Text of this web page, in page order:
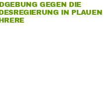
GEGEN DIE
IN PLAUEN